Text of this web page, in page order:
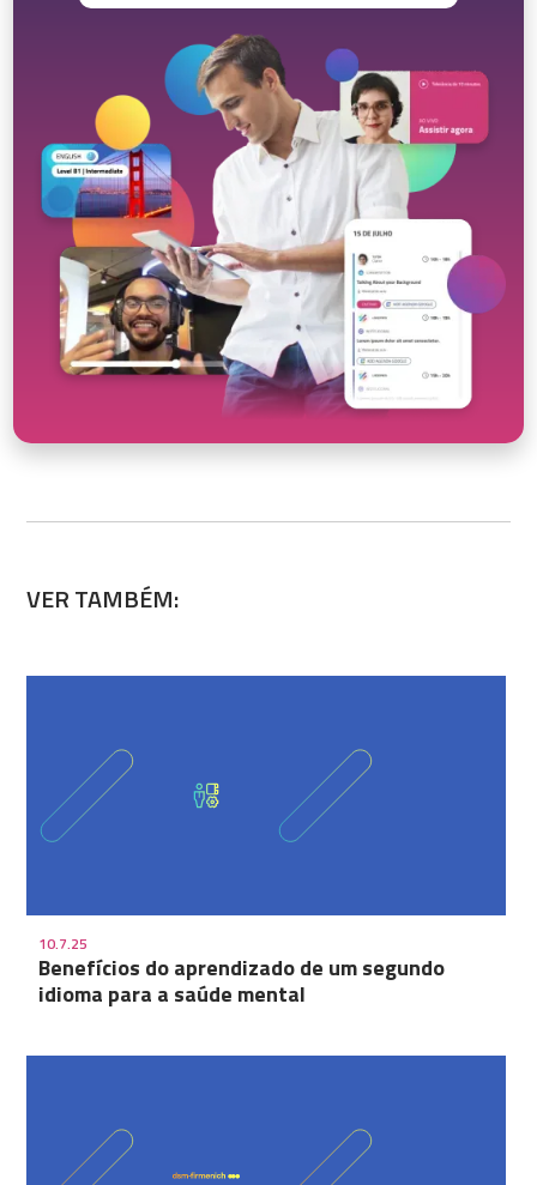
VER TAMBÉM:
10.7.25
Benefícios do aprendizado de um segundo
idioma para a saúde mental